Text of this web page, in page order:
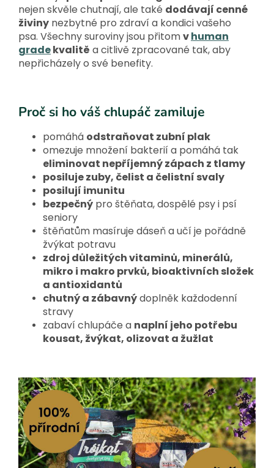
nejen skvěle chutnají, ale také dodávají cenné
živiny nezbytné pro zdraví a kondici vašeho
psa. Všechny suroviny jsou přitomvhuman
gradekvalitě a citlivě zpracované tak, aby
nepřicházely o své benefity.
Proč si ho váš chlupáč zamiluje
pomáhá odstraňovat zubní plak
omezuje množení bakterií a pomáhá tak
eliminovat nepříjemný zápach z tlamy
posiluje zuby, čelist a čelistní svaly
posilují imunitu
bezpečný pro štěňata, dospělé psy i psí
seniory
štěňatům masíruje dáseň a učí je pořádně
žvýkat potravu
zdroj důležitých vitaminů, minerálů,
mikro i makro prvků, bioaktivních složek
a antioxidantů
chutný a zábavnýdoplněk každodenní
stravy
zabaví chlupáče a naplní jeho potřebu
kousat, žvýkat, olizovat a žužlat